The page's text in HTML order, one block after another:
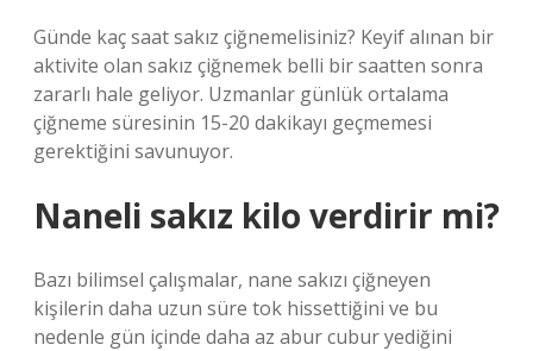
Günde kaç saat sakız çiğnemelisiniz? Keyif alınan bir
aktivite olan sakız çiğnemek belli bir saatten sonra
zararlı hale geliyor. Uzmanlar günlük ortalama
çiğneme süresinin 15-20 dakikayı geçmemesi
gerektiğini savunuyor.
Naneli sakız kilo verdirir mi?
Bazı bilimsel çalışmalar, nane sakızı çiğneyen
kişilerin daha uzun süre tok hissettiğini ve bu
nedenle gün içinde daha az abur cubur yediğini